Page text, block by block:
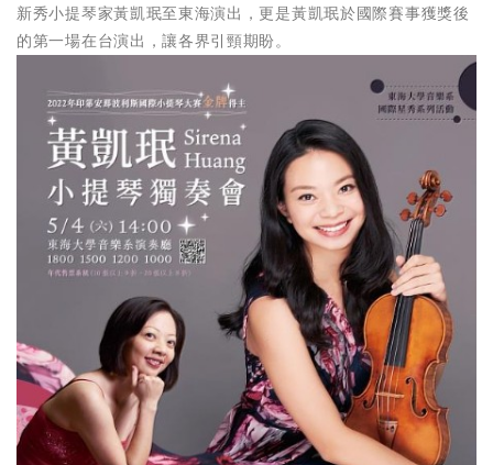
新秀小提琴家黃凱珉至東海演出，更是黃凱珉於國際賽事獲獎後
的第一場在台演出，讓各界引頸期盼。